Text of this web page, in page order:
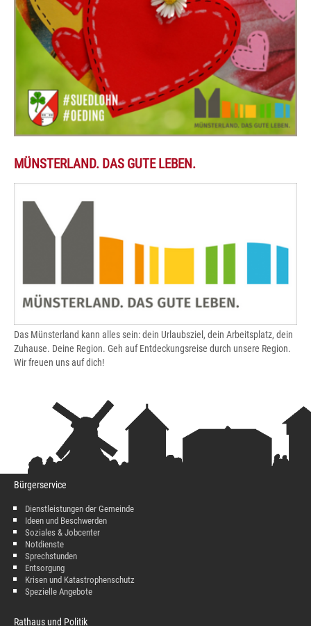
MÜNSTERLAND. DAS GUTE LEBEN.
Das Münsterland kann alles sein: dein Urlaubsziel, dein Arbeitsplatz, dein
Zuhause. Deine Region. Geh auf Entdeckungsreise durch unsere Region.
Wir freuen uns auf dich!
Bürgerservice
Dienstleistungen der Gemeinde
Ideen und Beschwerden
Soziales & Jobcenter
Notdienste
Sprechstunden
Entsorgung
Krisen und Katastrophenschutz
Spezielle Angebote
Rathaus und Politik